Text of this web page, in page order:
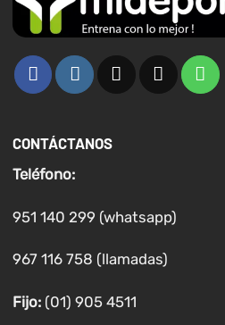
CONTÁCTANOS
Teléfono:
951 140 299 (whatsapp)
967 116 758 (llamadas)
Fijo:(01) 905 4511